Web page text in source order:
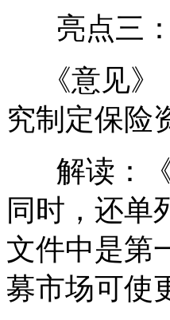
亮点三：
《意见》
究制定保险
解读：《
同时，还单
文件中是第
募市场可使